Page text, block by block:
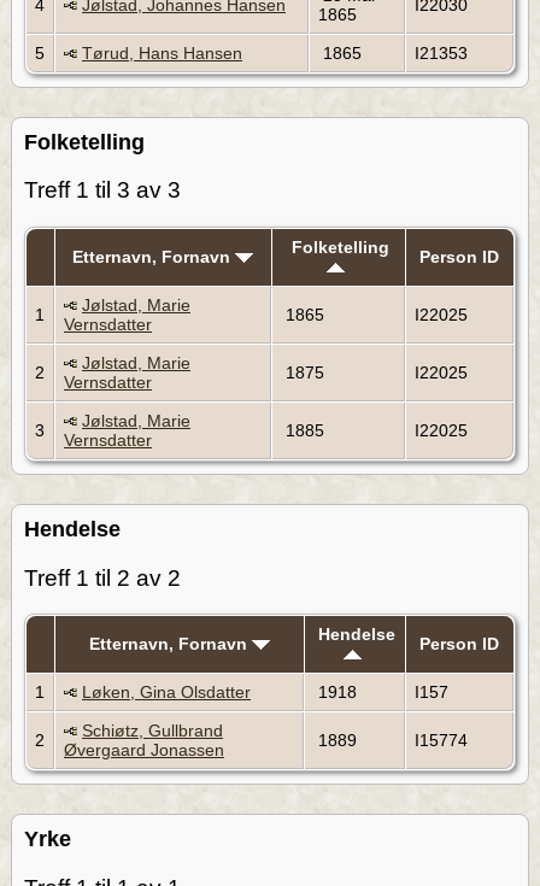
4 Jølstad, Johannes Hansen
1865
I22030
5 Tørud, Hans Hansen 1865 I21353
Folketelling
Treff 1 til 3 av 3
Etternavn, Fornavn Folketelling Person ID
1
Jølstad, Marie
Vernsdatter
1865 I22025
2
Jølstad, Marie
Vernsdatter
1875 I22025
3
Jølstad, Marie
Vernsdatter
1885 I22025
Hendelse
Treff 1 til 2 av 2
Etternavn, Fornavn Hendelse Person ID
1 Løken, Gina Olsdatter 1918 I157
2
Schiøtz, Gullbrand
Øvergaard Jonassen
1889 I15774
Yrke